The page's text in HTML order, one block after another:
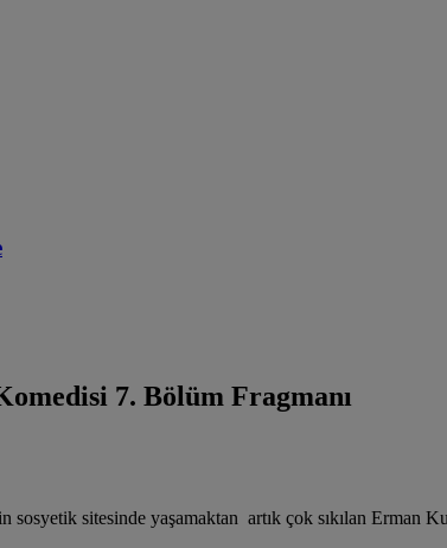
7. Bölüm Fragmanı
sosyetik sitesinde yaşamaktan artık çok sıkılan Erman